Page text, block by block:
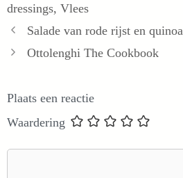
dressings, Vlees
Salade van rode rijst en quinoa
Ottolenghi The Cookbook
Plaats een reactie
Waardering